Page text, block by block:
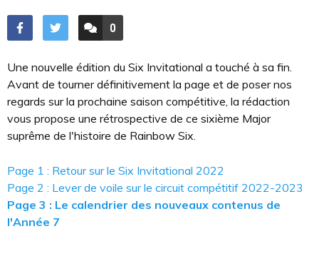
ACCÉDER AUX
0
COMMENTAIRES
Une nouvelle édition du Six Invitational a touché à sa fin.
Avant de tourner définitivement la page et de poser nos
regards sur la prochaine saison compétitive, la rédaction
vous propose une rétrospective de ce sixième Major
suprême de l'histoire de Rainbow Six.
Page 1 : Retour sur le Six Invitational 2022
Page 2 : Lever de voile sur le circuit compétitif 2022-2023
Page 3 : Le calendrier des nouveaux contenus de
l'Année 7